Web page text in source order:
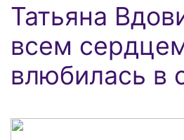
Татьяна
всем
влюбилась в